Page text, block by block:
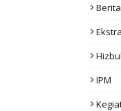
Berita
IPM